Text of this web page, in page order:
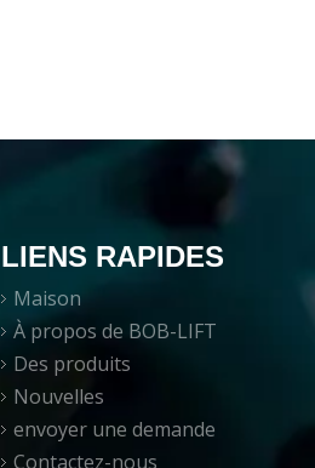
LIENS RAPIDES
Maison
À propos de BOB-LIFT
Des produits
Nouvelles
envoyer une demande
Contactez-nous